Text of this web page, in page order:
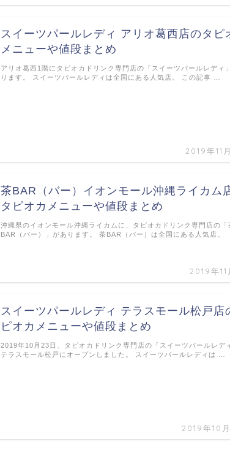
スイーツパールレディ アリオ葛西店のタピ
メニューや値段まとめ
2019年11
アリオ葛西1階にタピオカドリンク専門店の「スイーツパールレディ
ります。 スイーツパールレディは全国にある人気店。 この記事 …
茶BAR（バー）イオンモール沖縄ライカム
タピオカメニューや値段まとめ
2019年11
沖縄県のイオンモール沖縄ライカムに、タピオカドリンク専門店の「
BAR（バー）」があります。 茶BAR（バー）は全国にある人気店。
スイーツパールレディ テラスモール松戸店
ピオカメニューや値段まとめ
2019年10
2019年10月23日、タピオカドリンク専門店の「スイーツパールレデ
テラスモール松戸にオープンしました。 スイーツパールレディは …